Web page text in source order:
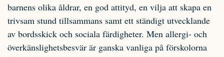
barnens olika åldrar, en god attityd, en vilja att skapa en
trivsam stund tillsammans samt ett ständigt utvecklande
av bordsskick och sociala färdigheter. Men allergi- och
överkänslighetsbesvär är ganska vanliga på förskolorna